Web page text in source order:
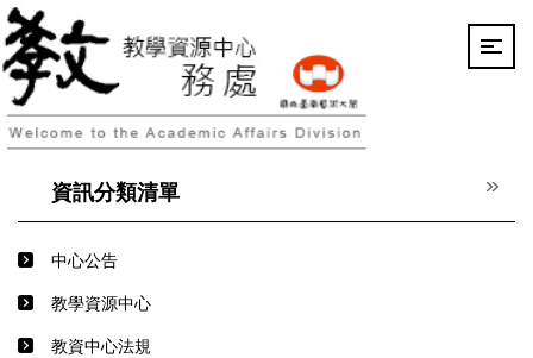
跳
到
主
要
內
容
資訊分類清單
中心公告
教學資源中心
教資中心法規